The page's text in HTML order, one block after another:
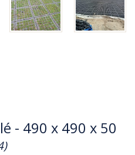
- 490 x 490 x 50